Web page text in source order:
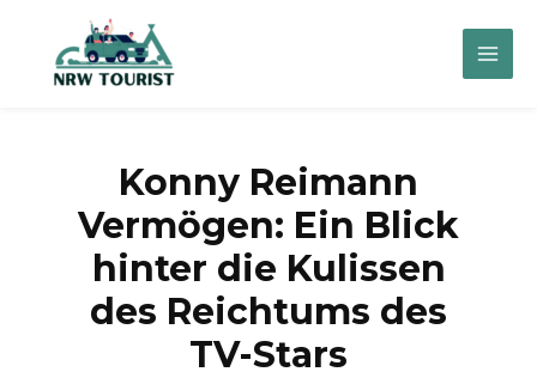
springen
Main
Konny Reimann
Vermögen: Ein Blick
hinter die Kulissen
des Reichtums des
TV-Stars